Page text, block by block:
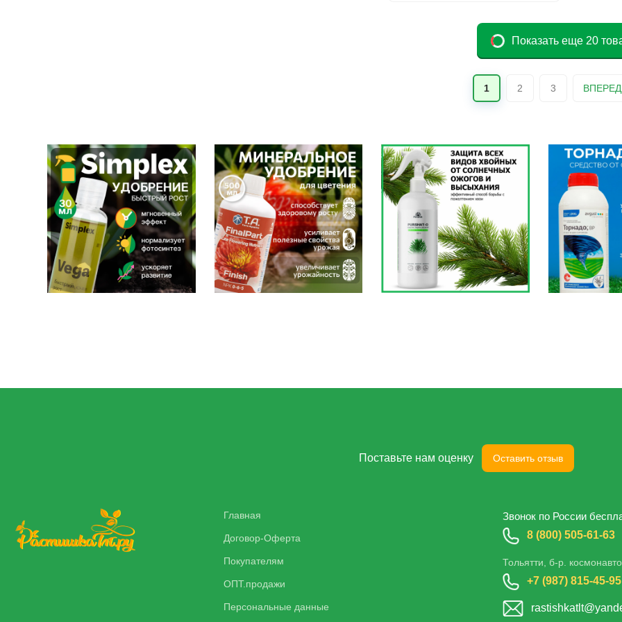
Показать еще 20
1 2 3 ВПЕРЕД
Поставьте нам оценку Оставить отзыв
Главная
Договор-Оферта
Покупателям
ОПТ.продажи
Персональные данные
Звонок по России
8 (800) 505-61-63
Тольятти, б-р.
+7 (987) 815-45-95